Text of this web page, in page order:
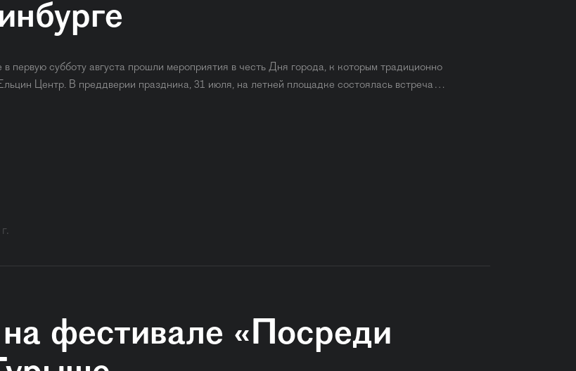
в первую субботу августа прошли мероприятия в честь Дня города, к которым традиционно
Центр. В преддверии праздника, 31 июля, на летней площадке состоялась встреча…
фестивале «Посреди